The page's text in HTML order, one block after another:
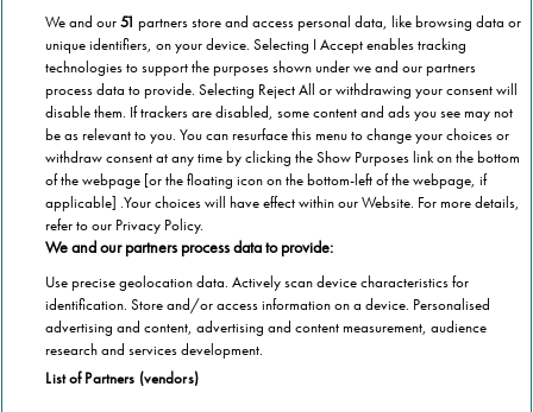
Categorie
We and our51 partners store and access personal data, like browsing data or
unique identifiers, on your device. Selecting I Accept enables tracking
technologies to support the purposes shown under we and our partners
process data to provide. Selecting Reject All or withdrawing your consent will
disable them. If trackers are disabled, some content and ads you see may not
be as relevant to you. You can resurface this menu to change your choices or
withdraw consent at any time by clicking the Show Purposes link on the bottom
of the webpage [or the floating icon on the bottom-left of the webpage, if
applicable] .Your choices will have effect within our Website. For more details,
refer to our Privacy Policy.
We and our partners process data to provide:
Use precise geolocation data. Actively scan device characteristics for
identification. Store and/or access information on a device. Personalised
advertising and content, advertising and content measurement, audience
research and services development.
List of Partners (vendors)